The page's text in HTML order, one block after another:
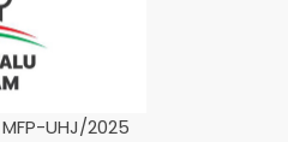
MFP-UHJ/2025